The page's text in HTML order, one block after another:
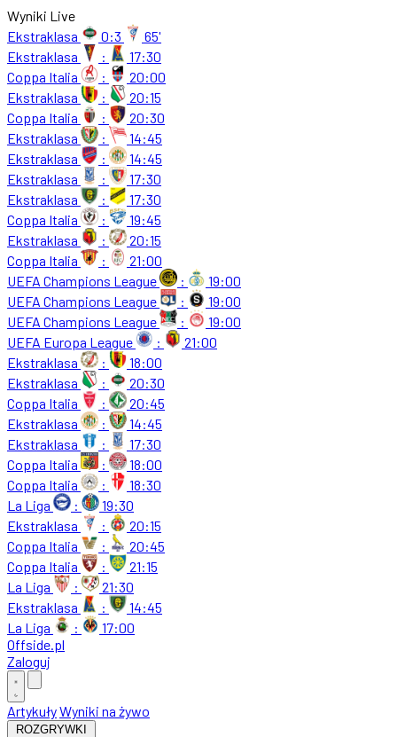
Wyniki Live
Ekstraklasa
0:3
65'
Ekstraklasa
:
17:30
Coppa Italia
:
20:00
Ekstraklasa
:
20:15
Coppa Italia
:
20:30
Ekstraklasa
:
14:45
Ekstraklasa
:
14:45
Ekstraklasa
:
17:30
Ekstraklasa
:
17:30
Coppa Italia
:
19:45
Ekstraklasa
:
20:15
Coppa Italia
:
21:00
UEFA Champions League
:
19:00
UEFA Champions League
:
19:00
UEFA Champions League
:
19:00
UEFA Europa League
:
21:00
Ekstraklasa
:
18:00
Ekstraklasa
:
20:30
Coppa Italia
:
20:45
Ekstraklasa
:
14:45
Ekstraklasa
:
17:30
Coppa Italia
:
18:00
Coppa Italia
:
18:30
La Liga
:
19:30
Ekstraklasa
:
20:15
Coppa Italia
:
20:45
Coppa Italia
:
21:15
La Liga
:
21:30
Ekstraklasa
:
14:45
La Liga
:
17:00
Offside.pl
Zaloguj
ArtykułyWyniki na żywo
ROZGRYWKI